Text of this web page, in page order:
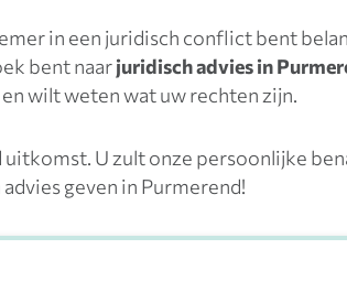
in een juridisch conflict bent
bent naarjuridisch advies in
wilt weten wat uw rechten zijn.
U zult onze persoonlijke
geven in Purmerend!